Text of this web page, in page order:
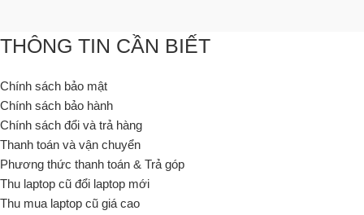
THÔNG TIN CẦN BIẾT
Chính sách bảo mật
Chính sách bảo hành
Chính sách đổi và trả hàng
Thanh toán và vận chuyển
Phương thức thanh toán & Trả góp
Thu laptop cũ đổi laptop mới
Thu mua laptop cũ giá cao